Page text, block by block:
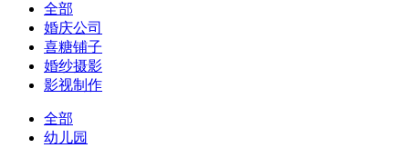
全部
婚庆公司
喜糖铺子
婚纱摄影
影视制作
全部
幼儿园